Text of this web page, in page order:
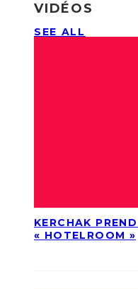
VIDÉOS
SEE ALL
KERCHAK
« HOTELROOM »